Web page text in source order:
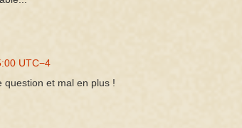
UTC−4
question et mal en plus !